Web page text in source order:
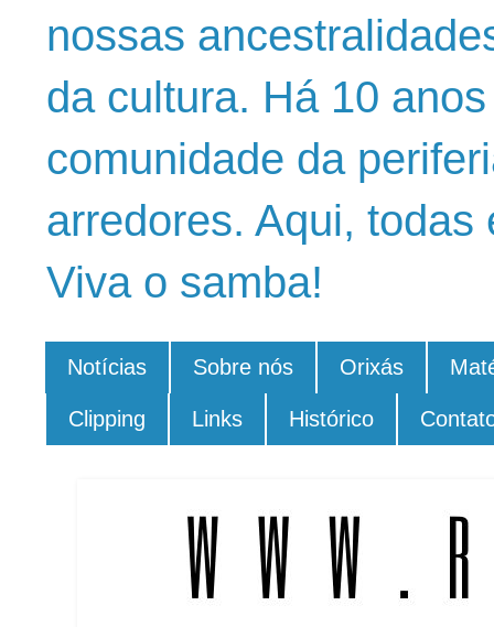
nossas
da cultura. Há 10
comunidade da
arredores. Aqui,
Viva o samba!
Notícias Sobre nós Orixás
Clipping Links Histórico